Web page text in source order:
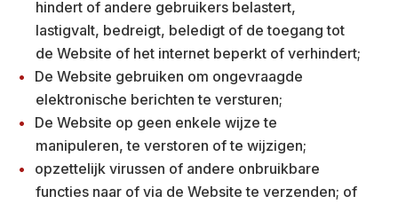
hindert of andere gebruikers belastert,
lastigvalt, bedreigt, beledigt of de toegang tot
de Website of het internet beperkt of verhindert;
De Website gebruiken om ongevraagde
elektronische berichten te versturen;
De Website op geen enkele wijze te
manipuleren, te verstoren of te wijzigen;
opzettelijk virussen of andere onbruikbare
functies naar of via de Website te verzenden; of